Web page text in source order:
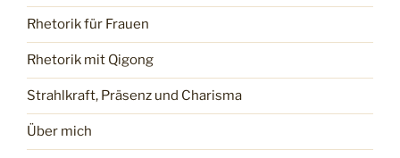
Rhetorik für Frauen
Rhetorik mit Qigong
Strahlkraft, Präsenz und Charisma
Über mich